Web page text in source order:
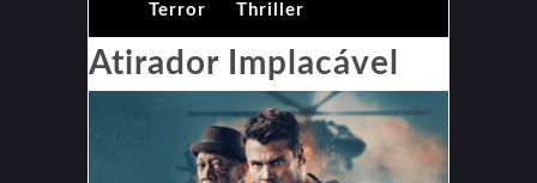
Terror Thriller
Atirador Implacável